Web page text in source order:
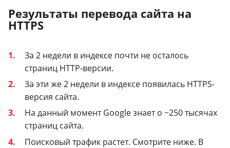
Результаты перевода сайта на
HTTPS
За 2 недели в индексе почти не осталось
страниц HTTP-версии.
За эти же 2 недели в индексе появилась HTTPS-
версия сайта.
На данный момент Google знает о ~250 тысячах
страниц сайта.
Поисковый трафик растет. Смотрите ниже. В